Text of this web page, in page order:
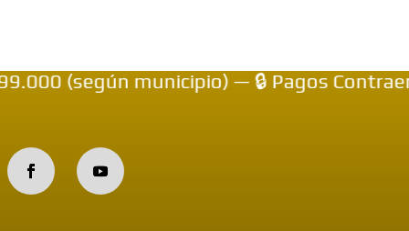
(según municipio) — 🔒 Pagos